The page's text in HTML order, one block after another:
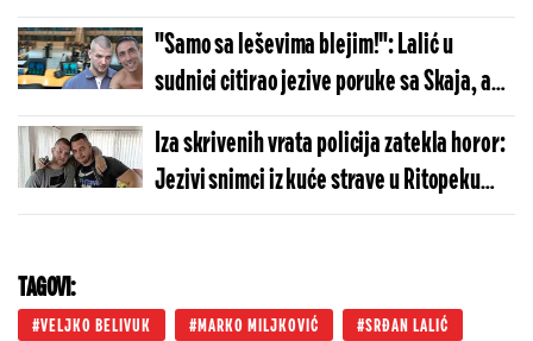
ubijenog, progovorili saradnici
"Samo sa leševima blejim!": Lalić u
sudnici citirao jezive poruke sa Skaja, a
reakcija desne ruke Belivuka šokirala sve
Iza skrivenih vrata policija zatekla horor:
Jezivi snimci iz kuće strave u Ritopeku
prvi put pušteni u sudnici (FOTO)
TAGOVI:
VELJKO BELIVUK MARKO MILJKOVIĆ SRĐAN LALIĆ